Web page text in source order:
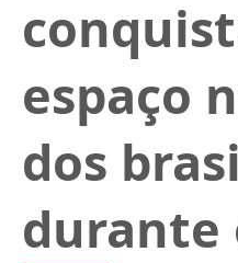
espaço
dos
durante